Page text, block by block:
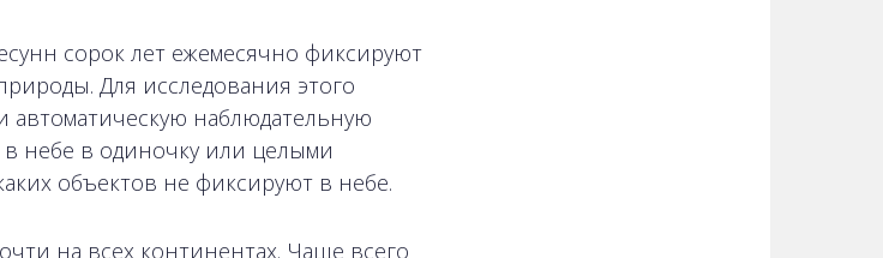
сорок лет ежемесячно фиксируют
Для исследования этого
автоматическую наблюдательную
небе в одиночку или целыми
объектов не фиксируют в небе.
на всех континентах. Чаще всего